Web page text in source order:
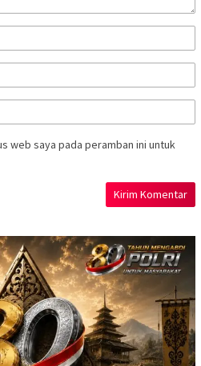
web saya pada peramban ini untuk